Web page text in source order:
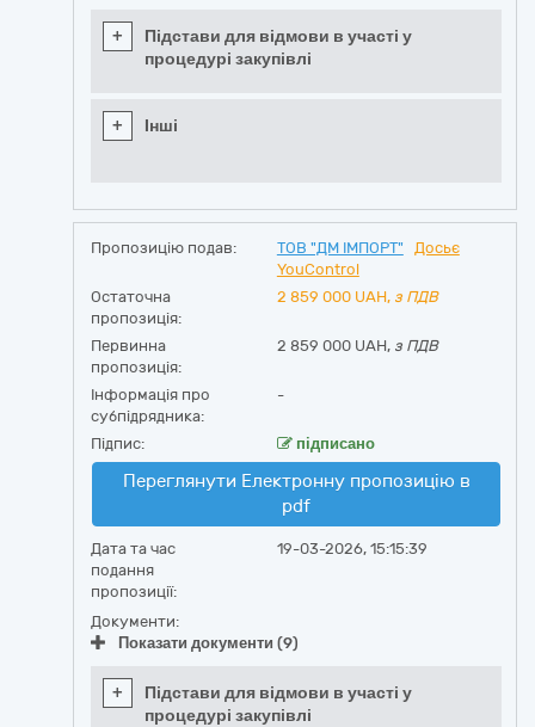
+
Підстави для відмови в участі у
процедурі закупівлі
+ Інші
Пропозицію подав: ТОВ "ДМ ІМПОРТ"
Досьє
YouControl
Остаточна
пропозиція:
2 859 000 UAH, з ПДВ
Первинна
пропозиція:
2 859 000 UAH, з ПДВ
Інформація про
субпідрядника:
-
Підпис: підписано
Переглянути Електронну пропозицію в
pdf
Дата та час
подання
пропозиції:
19-03-2026, 15:15:39
Документи:
Показати документи (9)
+
Підстави для відмови в участі у
процедурі закупівлі